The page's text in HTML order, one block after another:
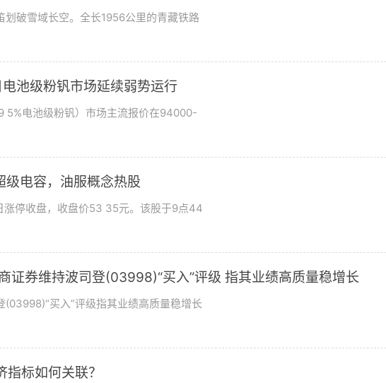
破雪域长空。全长1956公里的青藏铁路
池级粉钒市场延续弱势运行
5%电池级粉钒）市场主流报价在94000-
电容，油服概念热股
停收盘，收盘价53 35元。该股于9点44
证券维持波司登(03998)“买入”评级 指其业绩高质量稳增长
(03998)“买入”评级指其业绩高质量稳增长
标如何关联？